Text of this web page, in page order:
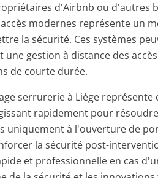
d'Airbnb ou d'autres
modernes représente un
la sécurité. Ces systèmes
une gestion à distance des
de courte durée.
serrurerie à Liège
rapidement pour
uniquement à l'ouverture de
la sécurité post-
et professionnelle en cas